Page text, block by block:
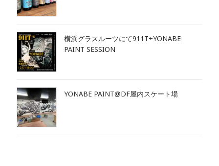
横浜グラスルーツにて911T+YONABE
PAINT SESSION
YONABE PAINT@DF屋内スケート場